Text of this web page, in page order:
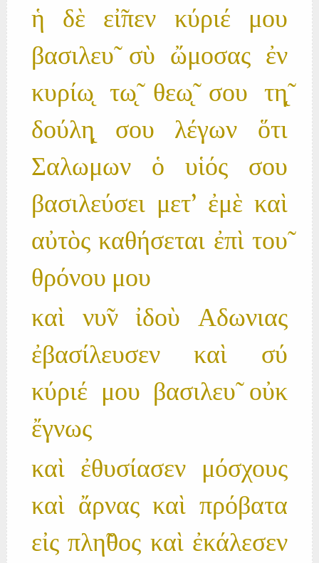
ἡ δὲ εἰ̃πεν κύριέ μου
βασιλευ̃ σὺ ὤμοσας ἐν
κυρίω̨ τω̨̃ θεω̨̃ σου τη̨̃
δούλη̨ σου λέγων ὅτι
Σαλωμων ὁ υἱός σου
βασιλεύσει μετ' ἐμὲ καὶ
αὐτὸς καθήσεται ἐπὶ του̃
θρόνου μου
καὶ νυ̃ν ἰδοὺ Αδωνιας
ἐβασίλευσεν καὶ σύ
κύριέ μου βασιλευ̃ οὐκ
ἔγνως
καὶ ἐθυσίασεν μόσχους
καὶ ἄρνας καὶ πρόβατα
εἰς πλη̃θος καὶ ἐκάλεσεν